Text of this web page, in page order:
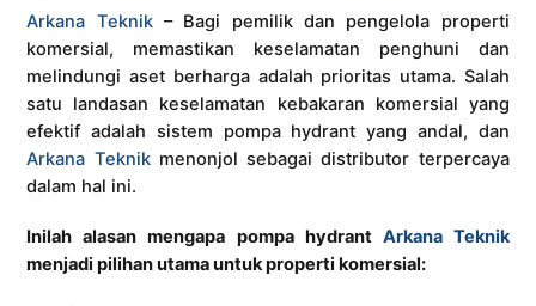
Arkana Teknik– Bagi pemilik dan pengelola properti
komersial, memastikan keselamatan penghuni dan
melindungi aset berharga adalah prioritas utama. Salah
satu landasan keselamatan kebakaran komersial yang
efektif adalah sistem pompa hydrant yang andal, dan
Arkana Teknikmenonjol sebagai distributor terpercaya
dalam hal ini.
Inilah alasan mengapa pompa hydrant Arkana Teknik
menjadi pilihan utama untuk properti komersial: